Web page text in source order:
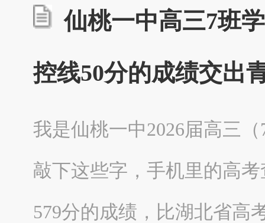
仙桃一中高三7班
控线50分的成绩交出
我是仙桃一中2026届高三
敲下这些字，手机里的高
579分的成绩，比湖北省高